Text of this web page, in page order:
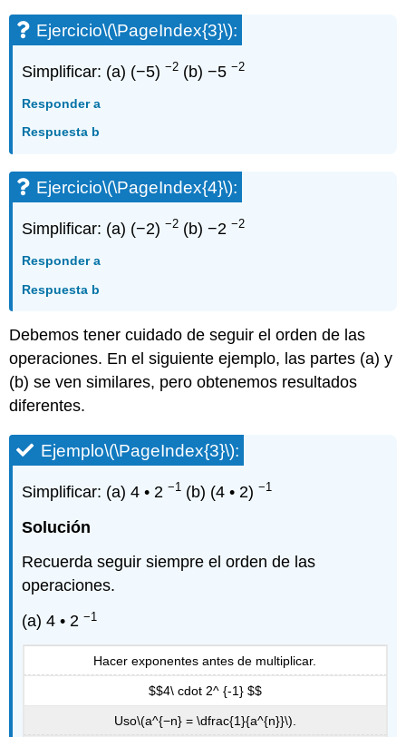
Ejercicio\(\PageIndex{3}\):
Simplificar: (a) (−5)−2 (b) −5−2
Responder a
Respuesta b
Ejercicio\(\PageIndex{4}\):
Simplificar: (a) (−2)−2 (b) −2−2
Responder a
Respuesta b
Debemos tener cuidado de seguir el orden de las
operaciones. En el siguiente ejemplo, las partes (a) y
(b) se ven similares, pero obtenemos resultados
diferentes.
Ejemplo\(\PageIndex{3}\):
Simplificar: (a) 4 • 2−1 (b) (4 • 2)−1
Solución
Recuerda seguir siempre el orden de las
operaciones.
(a) 4 • 2−1
Hacer exponentes antes de multiplicar.
$$4\ cdot 2^ {-1} $$
Uso\(a^{−n} = \dfrac{1}{a^{n}}\)